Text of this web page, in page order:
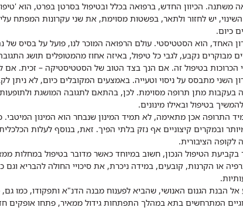
משתנה. הכיוון החדש, ברפואה בכלל ובטיפול בסרטן בפרט, הוא
יש לחזור ולתאר, בפשטות מסוימת, את שני עקרונות המפתח
כיום.
האחד, הוא הסטטיסטי. עולם הרפואה המוכר לנו, פועל על בסיס של
מבוקרים נקבע, לגבי כל טיפול, באיזה אחוז מהמטופלים תושג
הכרוכות בטיפול זה. אם הנך בצד הטוב של הסטטיסטיקה – זכית.
השני מתבסס על ניסוי וטעייה. באמצעים המקובלים כיום, לא
בעקבות מתן תרופה מסוימת. לכן, בהתאם לתגובה המושגת
בטיפול ובאילו מינונים.
התרופה אכן מתאימה, לא תמיד המינון שנבחר הוא המינון המיטבי.
ובמקרים קיצוניים אף נזק בלתי הפיך. זאת, בנוסף לעלות
לקופה הציבורית.
בקביעת הטיפול הנכון, חשוב במיוחד כאשר מדובר בטיפול במחלות
או הקרנות, קובעים, במידה ניכרת, את סיכויי החולה להבריא וגם
הבנת הגנום האנושי, שהביא לפענוח מבנה הדנ"א ותפקודו, כמו
המתרחשים בתא במהלך התפתחות גידול ממאיר, פתחו